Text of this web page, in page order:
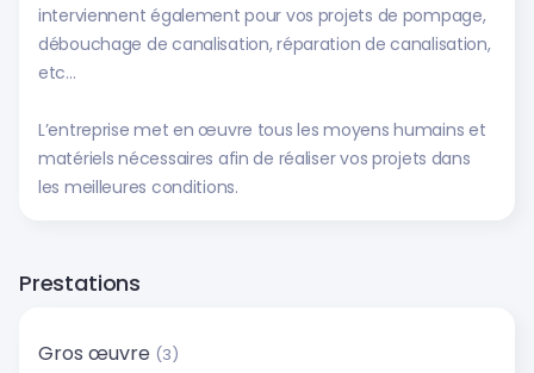
interviennent également pour vos projets de pompage,
débouchage de canalisation, réparation de canalisation,
etc…
L’entreprise met en œuvre tous les moyens humains et
matériels nécessaires afin de réaliser vos projets dans
les meilleures conditions.
Prestations
Gros œuvre (3)